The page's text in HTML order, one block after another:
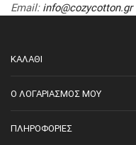
Email: info@cozycotton.gr
ΚΑΛΆΘΙ
O ΛΟΓΑΡΙΑΣΜΌΣ ΜΟΥ
ΠΛΗΡΟΦΟΡΊΕΣ